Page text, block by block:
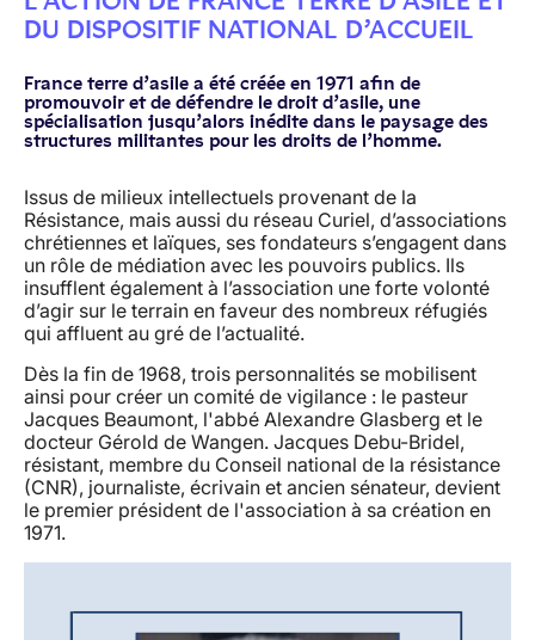
DU DISPOSITIF NATIONAL D’ACCUEIL
France terre d’asile a été créée en 1971 afin de
promouvoir et de défendre le droit d’asile, une
spécialisation jusqu’alors inédite dans le paysage des
structures militantes pour les droits de l’homme.
Issus de milieux intellectuels provenant de la
Résistance, mais aussi du réseau Curiel, d’associations
chrétiennes et laïques, ses fondateurs s’engagent dans
un rôle de médiation avec les pouvoirs publics. Ils
insufflent également à l’association une forte volonté
d’agir sur le terrain en faveur des nombreux réfugiés
qui affluent au gré de l’actualité.
Dès la fin de 1968, trois personnalités se mobilisent
ainsi pour créer un comité de vigilance : le pasteur
Jacques Beaumont, l'abbé Alexandre Glasberg et le
docteur Gérold de Wangen. Jacques Debu-Bridel,
résistant, membre du Conseil national de la résistance
(CNR), journaliste, écrivain et ancien sénateur, devient
le premier président de l'association à sa création en
1971.